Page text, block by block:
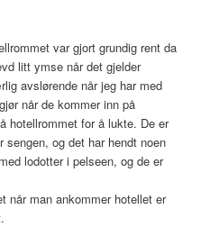
var gjort grundig rent da
litt ymse når det gjelder
avslørende når jeg har med
når de kommer inn på
hotellrommet for å lukte. De er
sengen, og det har hendt noen
lodotter i pelseen, og de er
når man ankommer hotellet er